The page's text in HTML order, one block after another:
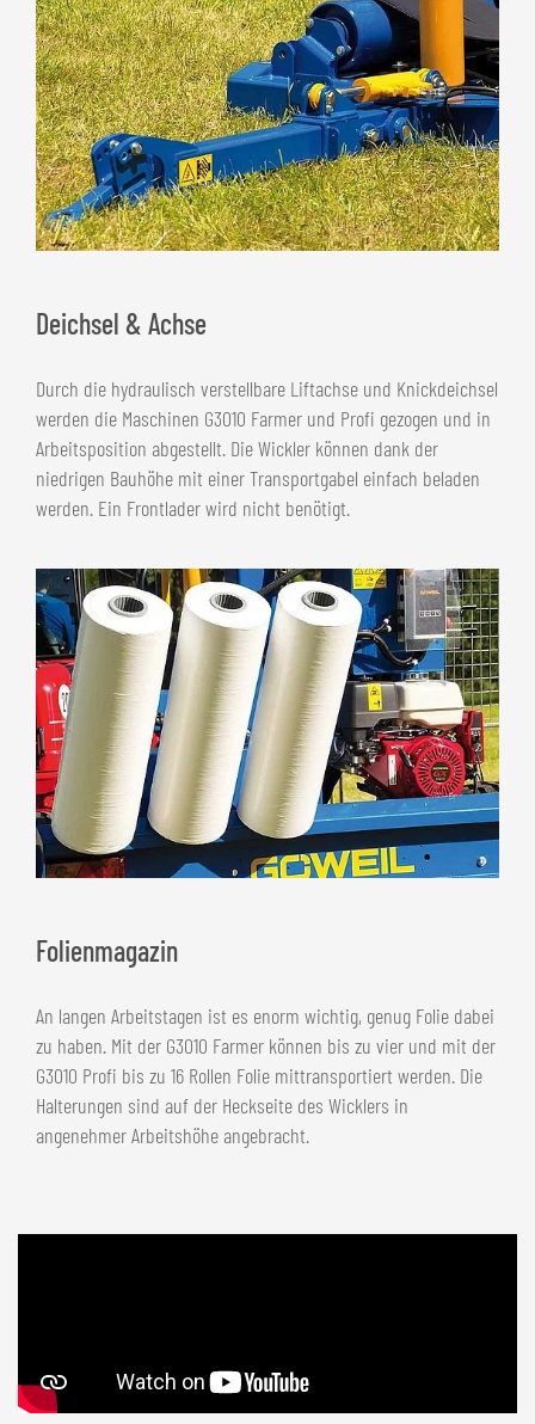
Deichsel & Achse
Durch die hydraulisch verstellbare Liftachse und Knickdeichsel
werden die Maschinen G3010 Farmer und Profi gezogen und in
Arbeitsposition abgestellt. Die Wickler können dank der
niedrigen Bauhöhe mit einer Transportgabel einfach beladen
werden. Ein Frontlader wird nicht benötigt.
Folienmagazin
An langen Arbeitstagen ist es enorm wichtig, genug Folie dabei
zu haben. Mit der G3010 Farmer können bis zu vier und mit der
G3010 Profi bis zu 16 Rollen Folie mittransportiert werden. Die
Halterungen sind auf der Heckseite des Wicklers in
angenehmer Arbeitshöhe angebracht.